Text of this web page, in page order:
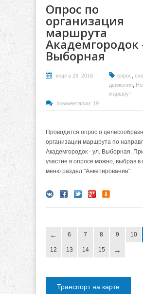
Опрос по
организация
маршрута
Академгородок
Выборная
марта 28, 2016 опрос
движения
маршрут
Комментарии: 19
Проводится опрос о
организации маршрута по
Академгородок - ул. Выборная.
участие в опросе можно, выбрав в
меню раздел "Анкетирование".
6 7 8 9 10
12 13 14 15
Транспорт на карте